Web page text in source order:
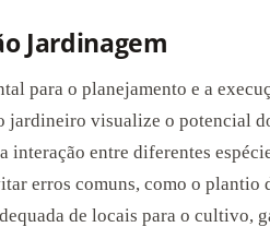
Jardinagem
para o planejamento e a
jardineiro visualize o potencial
interação entre diferentes
erros comuns, como o plantio
de locais para o cultivo,